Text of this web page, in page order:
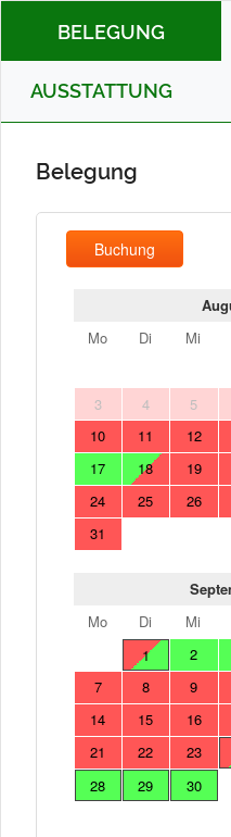
BELEGUNG
AUSSTATTUNG
Belegung